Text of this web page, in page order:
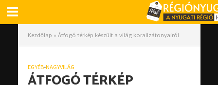
Kezdőlap » Átfogó térkép készült a világ korallzátonyairól
EGYÉB•NAGYVILÁG